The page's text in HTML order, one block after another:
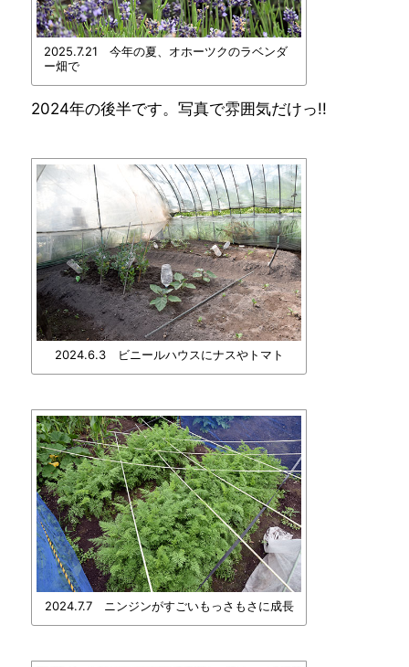
2025.7.21 今年の夏、オホーツクのラベンダ
ー畑で
2024年の後半です。写真で雰囲気だけっ!!
2024.6.3 ビニールハウスにナスやトマト
2024.7.7 ニンジンがすごいもっさもさに成長